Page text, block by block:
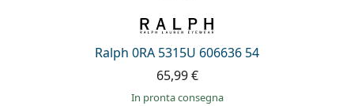
Ralph 0RA 5315U 606636 54
65,99 €
in pronta consegna